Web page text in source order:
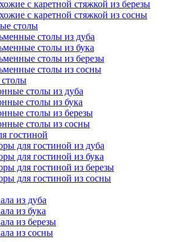
с каретной стяжкой из березы
с каретной стяжкой из сосны
столы
столы из дуба
столы из бука
столы из березы
столы из сосны
столы из дуба
столы из бука
столы из березы
столы из сосны
гостиной
для гостиной из дуба
для гостиной из бука
для гостиной из березы
для гостиной из сосны
из дуба
из бука
из березы
из сосны